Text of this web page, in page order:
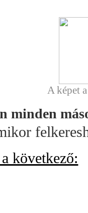
A képet
minden
következő: